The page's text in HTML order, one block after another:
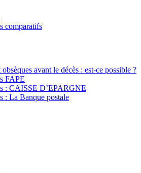
comparatifs
avant le décès : est-ce possible ?
FAPE
: CAISSE D’EPARGNE
: La Banque postale